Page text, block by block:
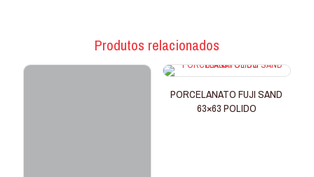
Produtos relacionados
PORCELANATO FUJI SAND
63×63 POLIDO